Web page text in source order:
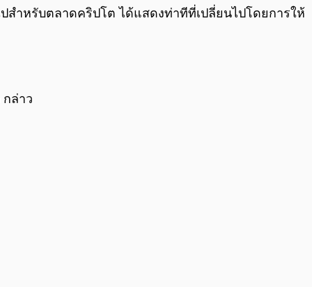
0:00 / 0:00
ปสำหรับตลาดคริปโต ได้แสดงท่าทีที่เปลี่ยนไปโดยการให้
ล่าว